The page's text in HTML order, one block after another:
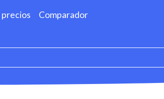
precios Comparador